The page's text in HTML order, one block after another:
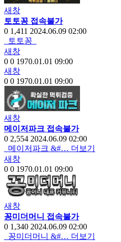
새창
토토꽁 접속불가
0 1,411 2024.06.09 02:00
토토꽁
새창
0 0 1970.01.01 09:00
새창
0 0 1970.01.01 09:00
새창
메이저파크 접속불가
0 2,554 2024.06.09 02:00
메이저파크 &#… 더보기
새창
0 0 1970.01.01 09:00
새창
꽁미더머니 접속불가
0 1,340 2024.06.09 02:00
꽁미더머니 &#… 더보기